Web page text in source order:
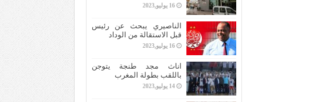
16 يوليو,2023
الناصيري يبحث عن رئيس
قبل الاستقالة من الوداد
16 يوليو,2023
اناث مجد طنجة يتوجن
باللقب بطولة المغرب
14 يوليو,2023